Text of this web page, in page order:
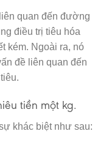
quan đến đường
điều trị tiêu hóa
kém. Ngoài ra, nó
đề liên quan đến
tiền một kg.
khác biệt như sau: